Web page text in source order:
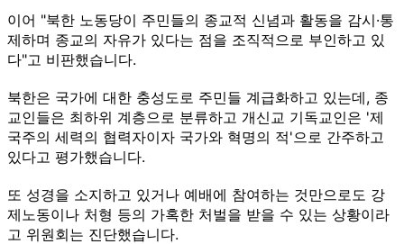
이어 "북한 노동당이 주민들의 종교적 신념과 활동을 감시·통
제하며 종교의 자유가 있다는 점을 조직적으로 부인하고 있
다"고 비판했습니다.
북한은 국가에 대한 충성도로 주민들 계급화하고 있는데, 종
교인들은 최하위 계층으로 분류하고 개신교 기독교인은 '제
국주의 세력의 협력자이자 국가와 혁명의 적'으로 간주하고
있다고 평가했습니다.
또 성경을 소지하고 있거나 예배에 참여하는 것만으로도 강
제노동이나 처형 등의 가혹한 처벌을 받을 수 있는 상황이라
고 위원회는 진단했습니다.